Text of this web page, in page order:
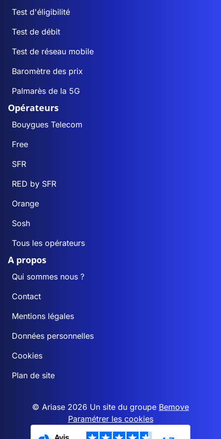
Test d'éligibilité
Test de débit
Test de réseau mobile
Baromètre des prix
Palmarès de la 5G
Opérateurs
Bouygues Telecom
Free
SFR
RED by SFR
Orange
Sosh
Tous les opérateurs
A propos
Qui sommes nous ?
Contact
Mentions légales
Données personnelles
Cookies
Plan de site
© Ariase 2026 Un site du groupe Bemove
Paramétrer les cookies